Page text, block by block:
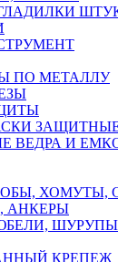
ПО МЕТАЛЛУ
ВЕДРА И
ХОМУТЫ,
АНКЕРЫ
ШУРУПЫ
КРЕПЕЖ